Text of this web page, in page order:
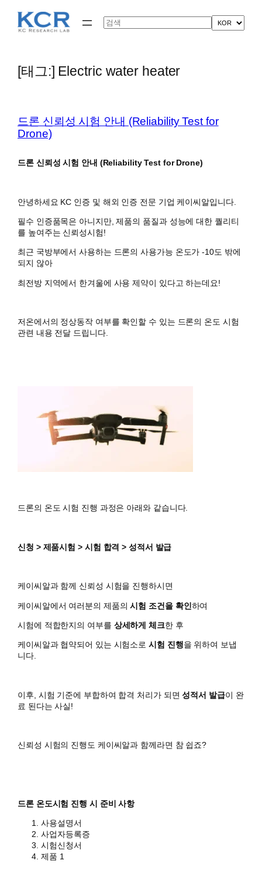
Search
[태그:] Electric water heater
드론 신뢰성 시험 안내 (Reliability Test for
Drone)
드론 신뢰성 시험 안내 (Reliability Test for Drone)
안녕하세요 KC 인증 및 해외 인증 전문 기업 케이씨알입니다.
필수 인증품목은 아니지만, 제품의 품질과 성능에 대한 퀄리티
를 높여주는 신뢰성시험!
최근 국방부에서 사용하는 드론의 사용가능 온도가 -10도 밖에
되지 않아
최전방 지역에서 한겨울에 사용 제약이 있다고 하는데요!
저온에서의 정상동작 여부를 확인할 수 있는 드론의 온도 시험
관련 내용 전달 드립니다.
드론의 온도 시험 진행 과정은 아래와 같습니다.
신청 > 제품시험 > 시험 합격 > 성적서 발급
케이씨알과 함께 신뢰성 시험을 진행하시면
​케이씨알에서 여러분의 제품의시험 조건을 확인 하여
시험에 적합한지의 여부를 상세하게 체크한 후
케이씨알과 협약되어 있는 시험소로시험 진행을 위하여 보냅
니다.
이후, 시험 기준에 부합하여 합격 처리가 되면성적서 발급이 완
료 된다는 사실!
신뢰성 시험의 진행도 케이씨알과 함께라면 참 쉽죠?
드론 온도시험 진행 시 준비 사항
사용설명서
사업자등록증
시험신청서
제품 1